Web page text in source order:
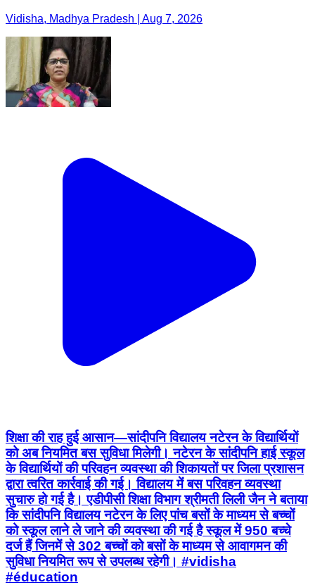
Vidisha, Madhya Pradesh | Aug 7, 2026
शिक्षा की राह हुई आसान—सांदीपनि विद्यालय नटेरन के विद्यार्थियों
को अब नियमित बस सुविधा मिलेगी। नटेरन के सांदीपनि हाई स्कूल
के विद्यार्थियों की परिवहन व्यवस्था की शिकायतों पर जिला प्रशासन
द्वारा त्वरित कार्रवाई की गई। विद्यालय में बस परिवहन व्यवस्था
सुचारु हो गई है। एडीपीसी शिक्षा विभाग श्रीमती लिली जैन ने बताया
कि सांदीपनि विद्यालय नटेरन के लिए पांच बसों के माध्यम से बच्चों
को स्कूल लाने ले जाने की व्यवस्था की गई है स्कूल में 950 बच्चे
दर्ज हैं जिनमें से 302 बच्चों को बसों के माध्यम से आवागमन की
सुविधा नियमित रूप से उपलब्ध रहेगी। #vidisha
#éducation